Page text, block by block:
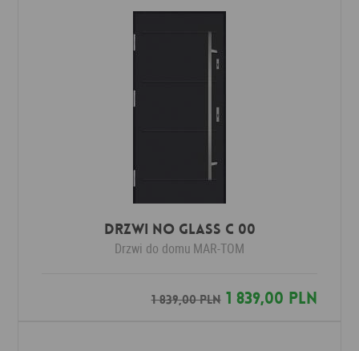
Drzwi No Glass C 00
Drzwi do domu MAR-TOM
1 839,00 PLN1 839,00 PLN